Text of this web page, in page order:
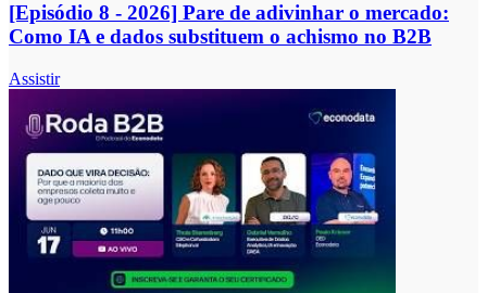
[Episódio 8 - 2026] Pare de adivinhar o mercado:
Como IA e dados substituem o achismo no B2B
Assistir